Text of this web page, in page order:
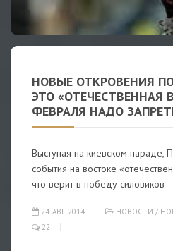
НОВЫЕ ОТКРОВЕНИЯ
ЭТО «ОТЕЧЕСТВЕННАЯ
ФЕВРАЛЯ НАДО
Выступая на киевском параде,
события на востоке
что верит в победу силовиков
24-АВГ-2014 НОВОСТИ /
22